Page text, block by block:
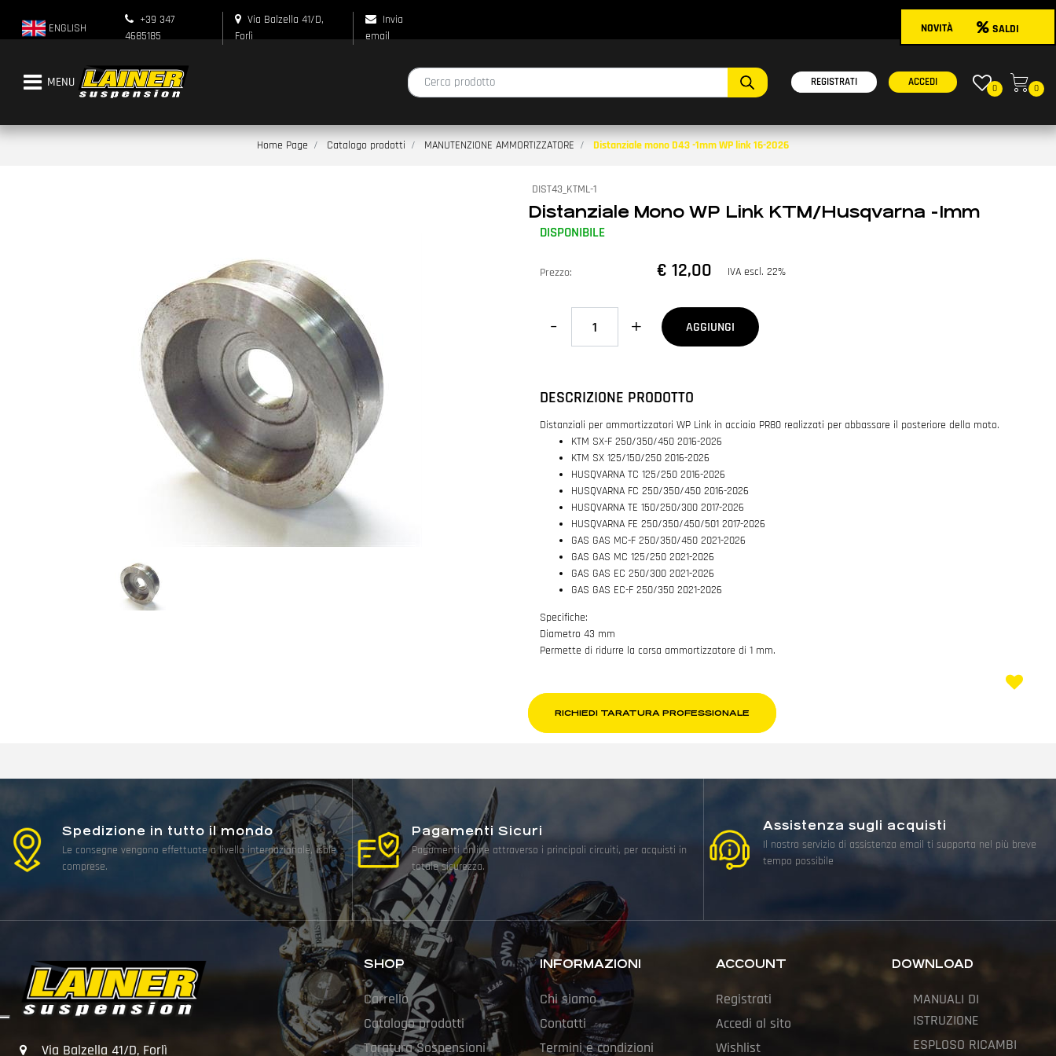
ENGLISH
+39 347
4685185
Via Balzella 41/D,
Forlì
Invia
email
NOVITÀ SALDI
Open menu La modifica di un filtro aggiorna automaticamente gli altri filtri disponibili.
REGISTRATI ACCEDI
0 0
Home Page Catalogo prodotti MANUTENZIONE AMMORTIZZATORE Distanziale mono D43 -1mm WP link 16-2026
DIST43_KTML-1
Distanziale Mono WP Link KTM/Husqvarna -1mm
DISPONIBILE
Prezzo: € 12,00 IVA escl. 22%
Quantità
AGGIUNGI
DESCRIZIONE PRODOTTO
Distanziali per ammortizzatori WP Link in acciaio PR80 realizzati per abbassare il posteriore della moto.
KTM SX-F 250/350/450 2016-2026
KTM SX 125/150/250 2016-2026
HUSQVARNA TC 125/250 2016-2026
HUSQVARNA FC 250/350/450 2016-2026
HUSQVARNA TE 150/250/300 2017-2026
HUSQVARNA FE 250/350/450/501 2017-2026
GAS GAS MC-F 250/350/450 2021-2026
GAS GAS MC 125/250 2021-2026
GAS GAS EC 250/300 2021-2026
GAS GAS EC-F 250/350 2021-2026
Specifiche:
Diametro 43 mm
Permette di ridurre la corsa ammortizzatore di 1 mm.
RICHIEDI TARATURA PROFESSIONALE
Spedizione in tutto il mondo
Le consegne vengono effettuate a livello internazionale, isole
comprese.
Pagamenti Sicuri
Pagamenti online attraverso i principali circuiti, per acquisti in
totale sicurezza.
Assistenza sugli acquisti
Il nostro servizio di assistenza email ti supporta nel più breve
tempo possibile
Via Balzella 41/D, Forlì
SHOP
Carrello
Catalogo prodotti
Taratura Sospensioni
INFORMAZIONI
Chi siamo
Contatti
Termini e condizioni
ACCOUNT
Registrati
Accedi al sito
Wishlist
DOWNLOAD
MANUALI DI
ISTRUZIONE
ESPLOSO RICAMBI